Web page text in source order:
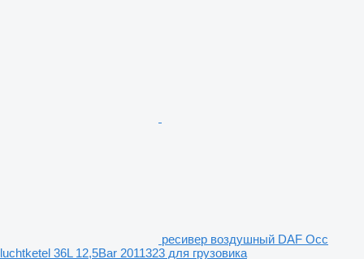
ресивер воздушный DAF Occ
luchtketel 36L 12,5Bar 2011323 для грузовика